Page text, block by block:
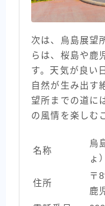
次は、烏島展望
らは、桜島や鹿
す。天気が良い
自然が生み出す
望所までの道に
の風情を楽しむ
名称
烏
ょ）
住所
〒
鹿